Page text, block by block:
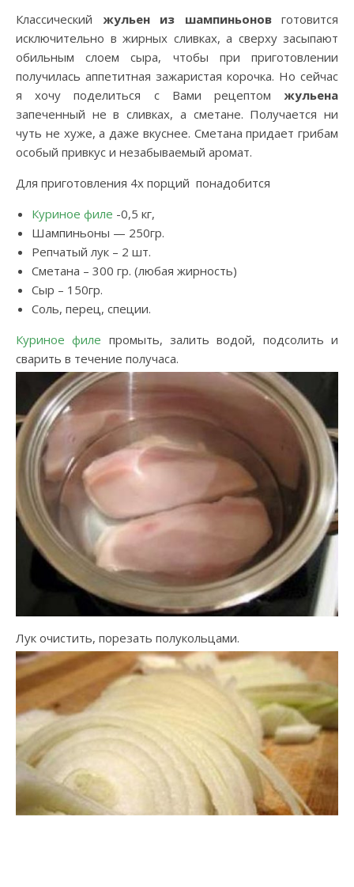
Классический жульен из шампиньоновготовится
исключительно в жирных сливках, а сверху засыпают
обильным слоем сыра, чтобы при приготовлении
получилась аппетитная зажаристая корочка. Но сейчас
я хочу поделиться с Вами рецептом жульена
запеченный не в сливках, а сметане. Получается ни
чуть не хуже, а даже вкуснее. Сметана придает грибам
особый привкус и незабываемый аромат.
Для приготовления 4х порций понадобится
Куриное филе -0,5 кг,
Шампиньоны — 250гр.
Репчатый лук – 2 шт.
Сметана – 300 гр. (любая жирность)
Сыр – 150гр.
Соль, перец, специи.
Куриное филе промыть, залить водой, подсолить и
сварить в течение получаса.
Лук очистить, порезать полукольцами.